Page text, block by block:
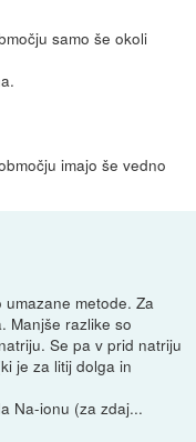
samo še okoli
imajo še vedno
metode. Za
Manjše razlike so
Se pa v prid natriju
je za litij dolga in
Na-ionu (za zdaj...